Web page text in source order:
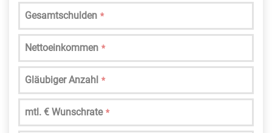
Gesamtschulden *
Nettoeinkommen *
Gläubiger Anzahl *
mtl. € Wunschrate *